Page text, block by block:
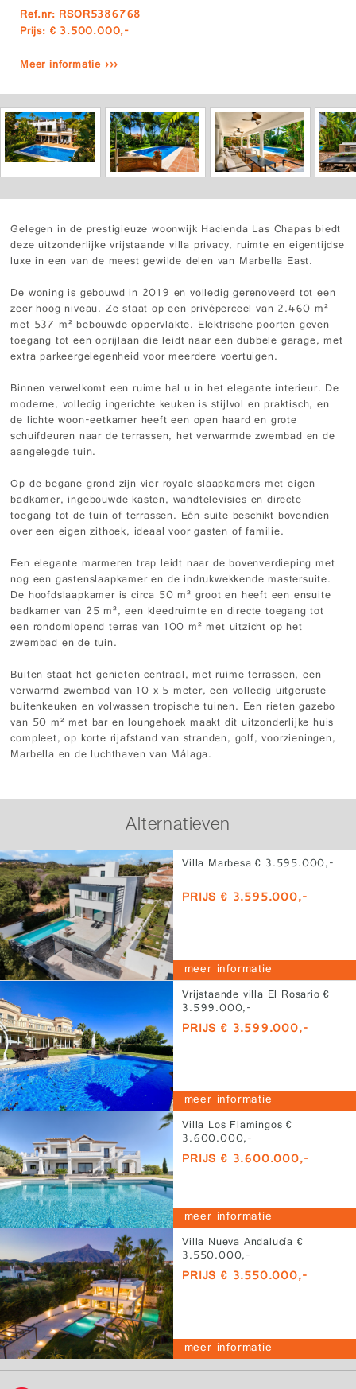
Ref.nr: RSOR5386768
Prijs: € 3.500.000,-
Meer informatie ›››
Gelegen in de prestigieuze woonwijk Hacienda Las Chapas biedt
deze uitzonderlijke vrijstaande villa privacy, ruimte en eigentijdse
luxe in een van de meest gewilde delen van Marbella East.
De woning is gebouwd in 2019 en volledig gerenoveerd tot een
zeer hoog niveau. Ze staat op een privéperceel van 2.460 m²
met 537 m² bebouwde oppervlakte. Elektrische poorten geven
toegang tot een oprijlaan die leidt naar een dubbele garage, met
extra parkeergelegenheid voor meerdere voertuigen.
Binnen verwelkomt een ruime hal u in het elegante interieur. De
moderne, volledig ingerichte keuken is stijlvol en praktisch, en
de lichte woon-eetkamer heeft een open haard en grote
schuifdeuren naar de terrassen, het verwarmde zwembad en de
aangelegde tuin.
Op de begane grond zijn vier royale slaapkamers met eigen
badkamer, ingebouwde kasten, wandtelevisies en directe
toegang tot de tuin of terrassen. Eén suite beschikt bovendien
over een eigen zithoek, ideaal voor gasten of familie.
Een elegante marmeren trap leidt naar de bovenverdieping met
nog een gastenslaapkamer en de indrukwekkende mastersuite.
De hoofdslaapkamer is circa 50 m² groot en heeft een ensuite
badkamer van 25 m², een kleedruimte en directe toegang tot
een rondomlopend terras van 100 m² met uitzicht op het
zwembad en de tuin.
Buiten staat het genieten centraal, met ruime terrassen, een
verwarmd zwembad van 10 x 5 meter, een volledig uitgeruste
buitenkeuken en volwassen tropische tuinen. Een rieten gazebo
van 50 m² met bar en loungehoek maakt dit uitzonderlijke huis
compleet, op korte rijafstand van stranden, golf, voorzieningen,
Marbella en de luchthaven van Málaga.
Alternatieven
Villa Marbesa € 3.595.000,-
PRIJS € 3.595.000,-
meer informatie
Vrijstaande villa El Rosario €
3.599.000,-
PRIJS € 3.599.000,-
meer informatie
Villa Los Flamingos €
3.600.000,-
PRIJS € 3.600.000,-
meer informatie
Villa Nueva Andalucía €
3.550.000,-
PRIJS € 3.550.000,-
meer informatie